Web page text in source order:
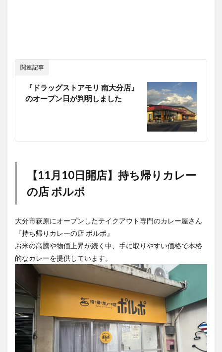
関連記事
『ドラッグストアモリ 南大分店』
のオープン日が判明しました
【11月10日開店】持ち帰りカレー
の店 ポルポ
大分市萩原にオープンしたテイクアウト専門のカレー屋さん
『持ち帰りカレーの店 ポルポ』
お米の高騰や物価上昇が続く中、手に取りやすい価格で本格
的なカレーを提供しています。